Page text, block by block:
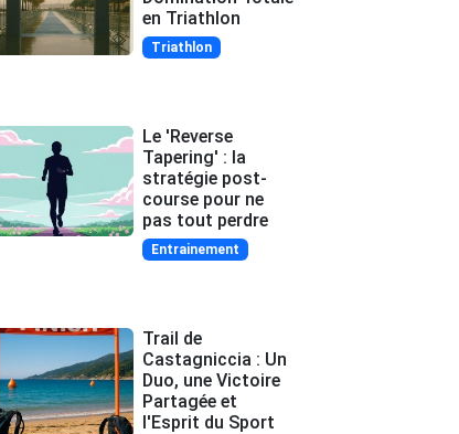
en Triathlon
Triathlon
Le 'Reverse
Tapering' : la
stratégie post-
course pour ne
pas tout perdre
Entrainement
Trail de
Castagniccia : Un
Duo, une Victoire
Partagée et
l'Esprit du Sport